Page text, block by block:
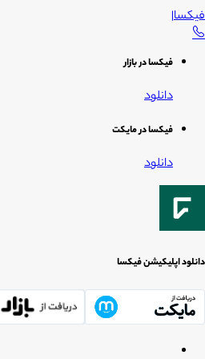
فیکسا|
فیکسا در بازار
دانلود
فیکسا در مایکت
دانلود
دانلود اپلیکیشن فیکسا